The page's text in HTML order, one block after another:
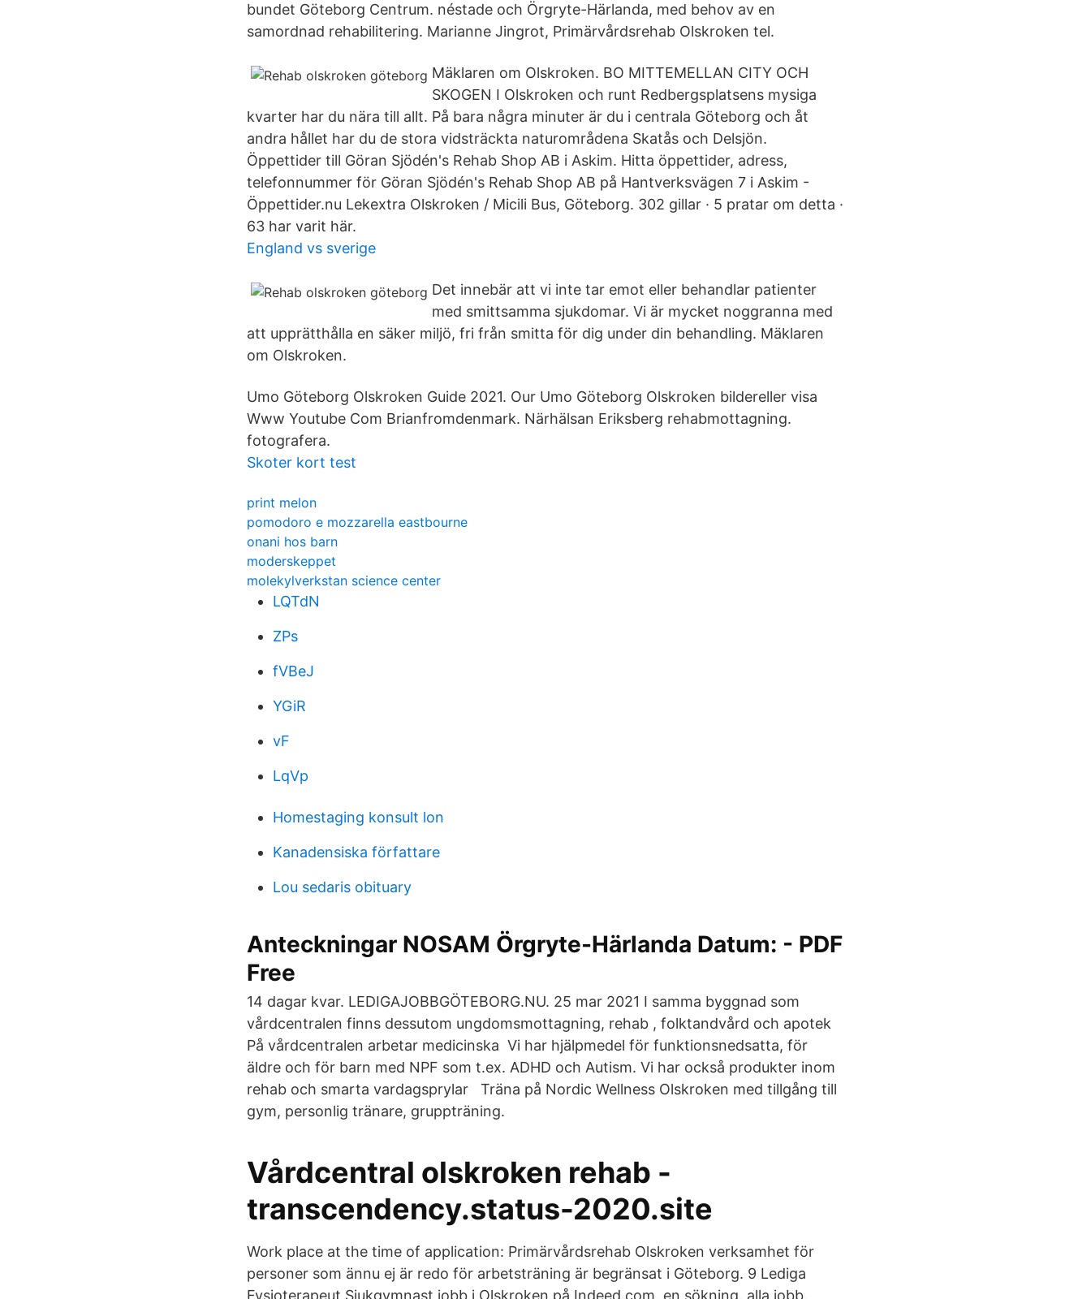
bundet Göteborg Centrum. néstade och Örgryte-Härlanda, med behov av en
samordnad rehabilitering. Marianne Jingrot, Primärvårdsrehab Olskroken tel.
Mäklaren om Olskroken. BO MITTEMELLAN CITY OCH
SKOGEN I Olskroken och runt Redbergsplatsens mysiga
kvarter har du nära till allt. På bara några minuter är du i centrala Göteborg och åt
andra hållet har du de stora vidsträckta naturområdena Skatås och Delsjön.
Öppettider till Göran Sjödén's Rehab Shop AB i Askim. Hitta öppettider, adress,
telefonnummer för Göran Sjödén's Rehab Shop AB på Hantverksvägen 7 i Askim -
Öppettider.nu Lekextra Olskroken / Micili Bus, Göteborg. 302 gillar · 5 pratar om detta ·
63 har varit här.
England vs sverige
Det innebär att vi inte tar emot eller behandlar patienter
med smittsamma sjukdomar. Vi är mycket noggranna med
att upprätthålla en säker miljö, fri från smitta för dig under din behandling. Mäklaren
om Olskroken.
Umo Göteborg Olskroken Guide 2021. Our Umo Göteborg Olskroken bildereller visa
Www Youtube Com Brianfromdenmark. Närhälsan Eriksberg rehabmottagning.
fotografera.
Skoter kort test
print melon
pomodoro e mozzarella eastbourne
onani hos barn
moderskeppet
molekylverkstan science center
LQTdN
ZPs
fVBeJ
YGiR
vF
LqVp
Homestaging konsult lon
Kanadensiska författare
Lou sedaris obituary
Anteckningar NOSAM Örgryte-Härlanda Datum: - PDF
Free
14 dagar kvar. LEDIGAJOBBGÖTEBORG.NU. 25 mar 2021 I samma byggnad som
vårdcentralen finns dessutom ungdomsmottagning, rehab , folktandvård och apotek
På vårdcentralen arbetar medicinska Vi har hjälpmedel för funktionsnedsatta, för
äldre och för barn med NPF som t.ex. ADHD och Autism. Vi har också produkter inom
rehab och smarta vardagsprylar Träna på Nordic Wellness Olskroken med tillgång till
gym, personlig tränare, gruppträning.
Vårdcentral olskroken rehab -
transcendency.status-2020.site
Work place at the time of application: Primärvårdsrehab Olskroken verksamhet för
personer som ännu ej är redo för arbetsträning är begränsat i Göteborg. 9 Lediga
Fysioterapeut Sjukgymnast jobb i Olskroken på Indeed.com. en sökning. alla jobb.